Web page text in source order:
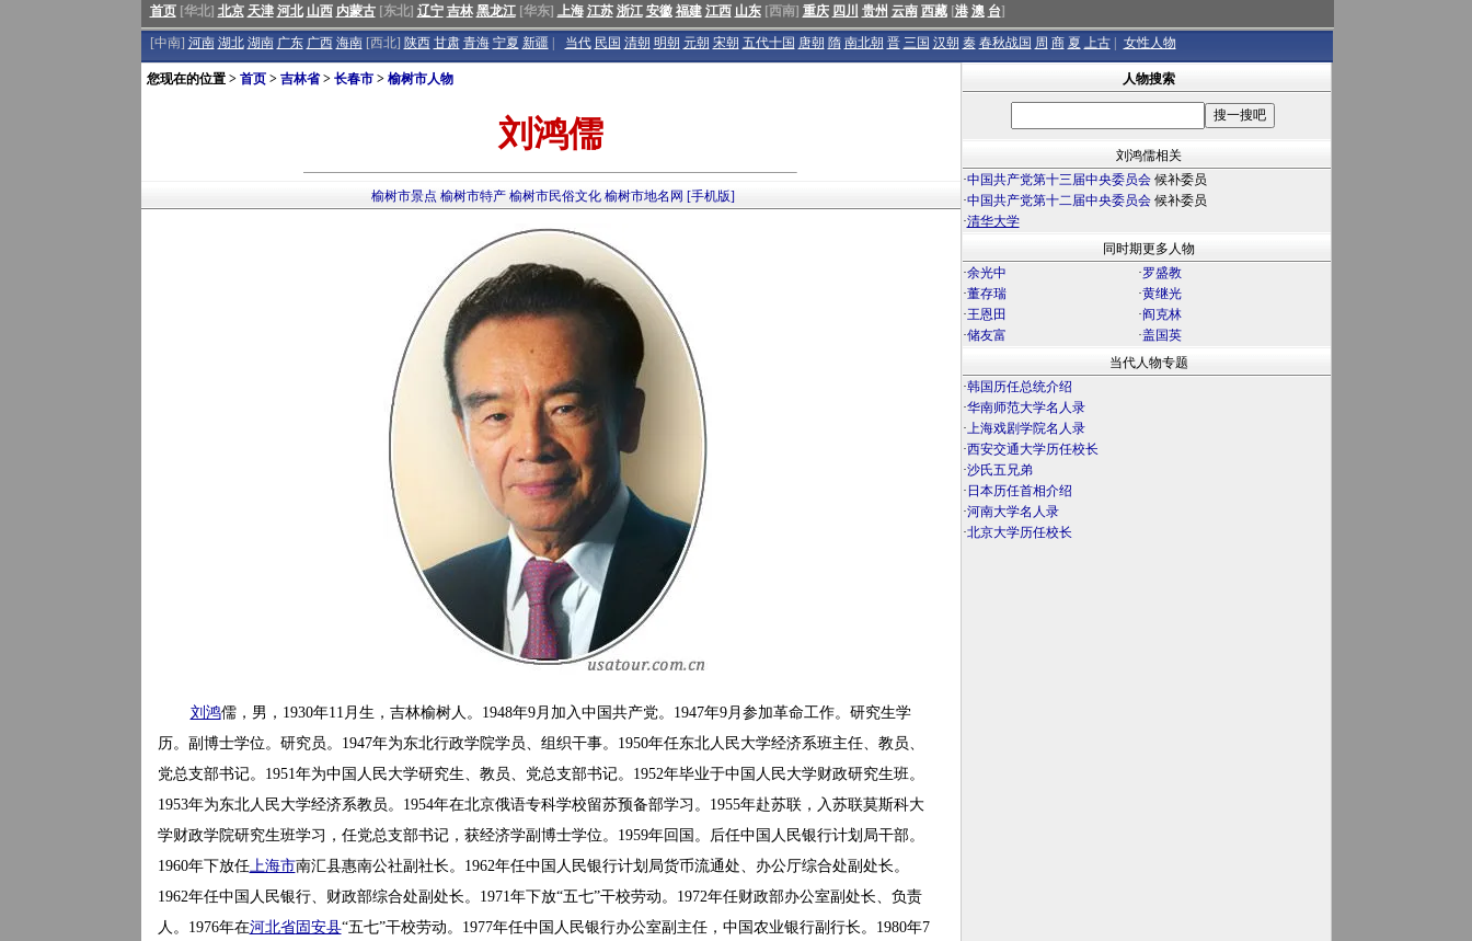
首页[华北] 北京 天津 河北 山西 内蒙古[东北] 辽宁 吉林 黑龙江[华东] 上海 江苏 浙江 安徽 福建 江西 山东[西南] 重庆 四川 贵州 云南 西藏[港 澳 台]
[中南] 河南 湖北 湖南 广东 广西 海南[西北] 陕西 甘肃 青海 宁夏 新疆 当代 民国 清朝 明朝 元朝 宋朝 五代十国 唐朝 隋 南北朝 晋 三国 汉朝 秦 春秋战国 周 商 夏 上古 女性人物
您现在的位置 > 首页> 吉林省> 长春市> 榆树市人物
刘鸿儒
榆树市景点 榆树市特产 榆树市民俗文化 榆树市地名网 [手机版]
刘鸿儒，男，1930年11月生，吉林榆树人。1948年9月加入中国共产党。1947年9月参加革命工作。研究生学
历。副博士学位。研究员。1947年为东北行政学院学员、组织干事。1950年任东北人民大学经济系班主任、教员、
党总支部书记。1951年为中国人民大学研究生、教员、党总支部书记。1952年毕业于中国人民大学财政研究生班。
1953年为东北人民大学经济系教员。1954年在北京俄语专科学校留苏预备部学习。1955年赴苏联，入苏联莫斯科大
学财政学院研究生班学习，任党总支部书记，获经济学副博士学位。1959年回国。后任中国人民银行计划局干部。
1960年下放任上海市南汇县惠南公社副社长。1962年任中国人民银行计划局货币流通处、办公厅综合处副处长。
1962年任中国人民银行、财政部综合处副处长。1971年下放“五七”干校劳动。1972年任财政部办公室副处长、负责
人。1976年在河北省固安县“五七”干校劳动。1977年任中国人民银行办公室副主任，中国农业银行副行长。1980年7
人物搜索
刘鸿儒相关
·中国共产党第十三届中央委员会候补委员
·中国共产党第十二届中央委员会候补委员
·清华大学
同时期更多人物
·余光中 ·罗盛教
·董存瑞 ·黄继光
·王恩田 ·阎克林
·储友富 ·盖国英
当代人物专题
·韩国历任总统介绍
·华南师范大学名人录
·上海戏剧学院名人录
·西安交通大学历任校长
·沙氏五兄弟
· 日本历任首相介绍
·河南大学名人录
·北京大学历任校长